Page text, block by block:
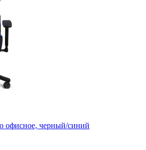
офисное, черный/синий